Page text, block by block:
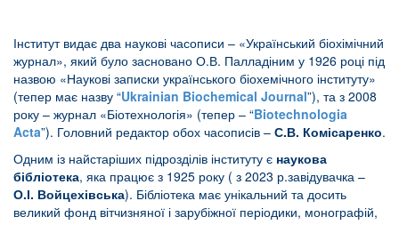
Інститут видає два наукові часописи – «Український біохімічний
журнал», який було засновано О.В. Палладіним у 1926 році під
назвою «Наукові записки українського біохемічного інституту»
(тепер має назву “Ukrainian Biochemical Journal”), та з 2008
року – журнал «Біотехнологія» (тепер – “Biotechnologia
Acta”). Головний редактор обох часописів – С.В. Комісаренко.
Одним із найстаріших підрозділів інституту є наукова
бібліотека, яка працює з 1925 року ( з 2023 р.завідувачка –
О.І. Войцехівська). Бібліотека має унікальний та досить
великий фонд вітчизняної і зарубіжної періодики, монографій,